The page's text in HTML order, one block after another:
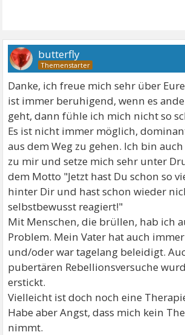
butterfly
Danke, ich freue mich sehr über
ist immer beruhigend, wenn es
geht, dann fühle ich mich nicht so
Es ist nicht immer möglich,
aus dem Weg zu gehen. Ich bin
zu mir und setze mich sehr unter
dem Motto "Jetzt hast Du schon so
hinter Dir und hast schon wieder
selbstbewusst reagiert!"
Mit Menschen, die brüllen, hab ich
Problem. Mein Vater hat auch
und/oder war tagelang beleidigt.
pubertären Rebellionsversuche
erstickt.
Vielleicht ist doch noch eine
Habe aber Angst, dass mich kein
nimmt.